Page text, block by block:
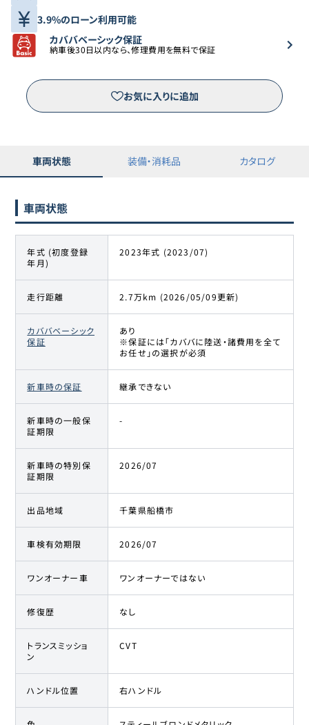
12 ハリアー
トヨタ
14 ハリアー 359.8万円 342.3万円
15 359.9万円 341万円
16
17 ハリアー 362.9万円
18 364.6万円
19 367.1万円 358 万円
20 ハリアー
ハリアー
22 ハリアー 379.7万円 368.8万円
23
トヨタ
24
トヨタ
ハリアー 389.9万円
トヨタ
トヨタ
3.9%のローン利用可能
カババベーシック保証
納車後30日以内なら、修理費用を無料で保証
お気に入りに追加
車両状態 装備・消耗品 カタログ
車両状態
年式 (初度登録
年月)
2023年式 (2023/07)
走行距離 2.7万km (2026/05/09更新)
カババベーシック
保証
あり
※保証には「カババに陸送・諸費用を全て
お任せ」の選択が必須
新車時の保証 継承できない
新車時の一般保
証期限
-
新車時の特別保
証期限
2026/07
出品地域 千葉県船橋市
車検有効期限 2026/07
ワンオーナー車 ワンオーナーではない
修復歴 なし
トランスミッショ
ン
CVT
ハンドル位置 右ハンドル